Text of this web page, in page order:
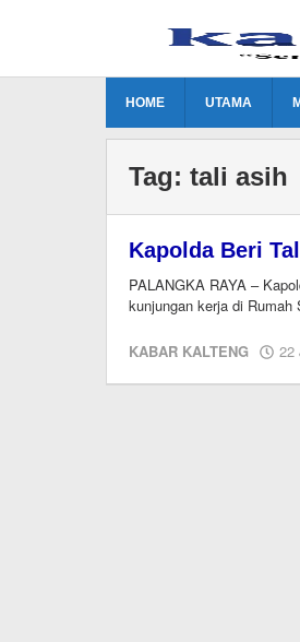
HOME UTAMA
Tag: tali asih
Kapolda Beri
PALANGKA RAYA –
kunjungan kerja di
KABAR KALTENG 22